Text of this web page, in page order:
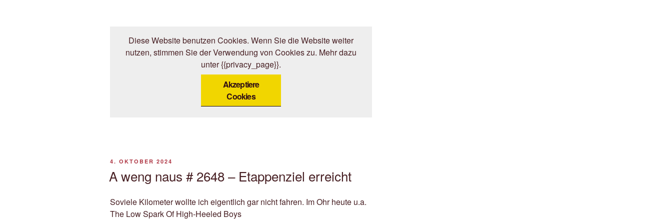
Diese Website benutzen Cookies. Wenn Sie die Website weiter
nutzen, stimmen Sie der Verwendung von Cookies zu. Mehr dazu
unter {{privacy_page}}.
Akzeptiere
Cookies
VERÖFFENTLICHT
4. OKTOBER 2024
A weng naus # 2648 – Etappenziel erreicht
Soviele Kilometer wollte ich eigentlich gar nicht fahren. Im Ohr heute u.a.
The Low Spark Of High-Heeled Boys